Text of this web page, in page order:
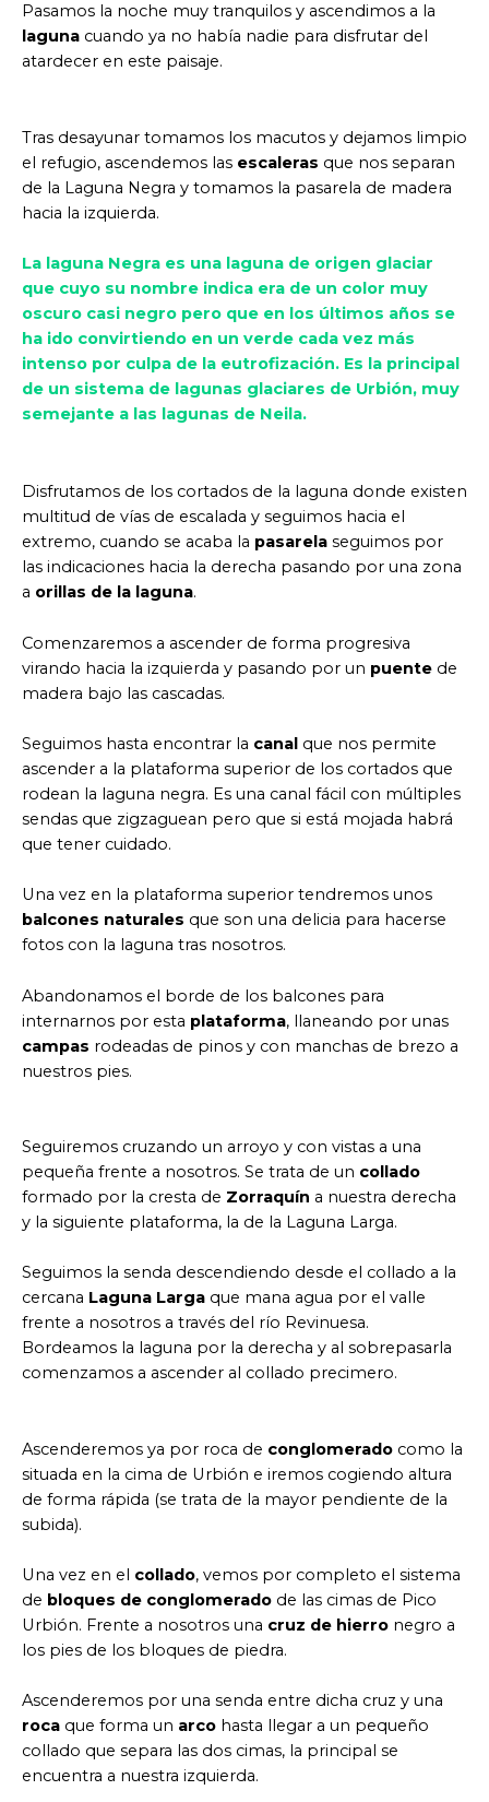
Pasamos la noche muy tranquilos y ascendimos a la
laguna cuando ya no había nadie para disfrutar del
atardecer en este paisaje.
Tras desayunar tomamos los macutos y dejamos limpio
el refugio, ascendemos las escaleras que nos separan
de la Laguna Negra y tomamos la pasarela de madera
hacia la izquierda.
La laguna Negra es una laguna de origen glaciar
que cuyo su nombre indica era de un color muy
oscuro casi negro pero que en los últimos años se
ha ido convirtiendo en un verde cada vez más
intenso por culpa de la eutrofización. Es la principal
de un sistema de lagunas glaciares de Urbión, muy
semejante a las lagunas de Neila.
Disfrutamos de los cortados de la laguna donde existen
multitud de vías de escalada y seguimos hacia el
extremo, cuando se acaba la pasarela seguimos por
las indicaciones hacia la derecha pasando por una zona
a orillas de la laguna.
Comenzaremos a ascender de forma progresiva
virando hacia la izquierda y pasando por un puente de
madera bajo las cascadas.
Seguimos hasta encontrar la canal que nos permite
ascender a la plataforma superior de los cortados que
rodean la laguna negra. Es una canal fácil con múltiples
sendas que zigzaguean pero que si está mojada habrá
que tener cuidado.
Una vez en la plataforma superior tendremos unos
balcones naturales que son una delicia para hacerse
fotos con la laguna tras nosotros.
Abandonamos el borde de los balcones para
internarnos por esta plataforma, llaneando por unas
campas rodeadas de pinos y con manchas de brezo a
nuestros pies.
Seguiremos cruzando un arroyo y con vistas a una
pequeña frente a nosotros. Se trata de un collado
formado por la cresta de Zorraquín a nuestra derecha
y la siguiente plataforma, la de la Laguna Larga.
Seguimos la senda descendiendo desde el collado a la
cercana Laguna Larga que mana agua por el valle
frente a nosotros a través del río Revinuesa.
Bordeamos la laguna por la derecha y al sobrepasarla
comenzamos a ascender al collado precimero.
Ascenderemos ya por roca de conglomerado como la
situada en la cima de Urbión e iremos cogiendo altura
de forma rápida (se trata de la mayor pendiente de la
subida).
Una vez en el collado, vemos por completo el sistema
de bloques de conglomerado de las cimas de Pico
Urbión. Frente a nosotros una cruz de hierro negro a
los pies de los bloques de piedra.
Ascenderemos por una senda entre dicha cruz y una
roca que forma un arco hasta llegar a un pequeño
collado que separa las dos cimas, la principal se
encuentra a nuestra izquierda.